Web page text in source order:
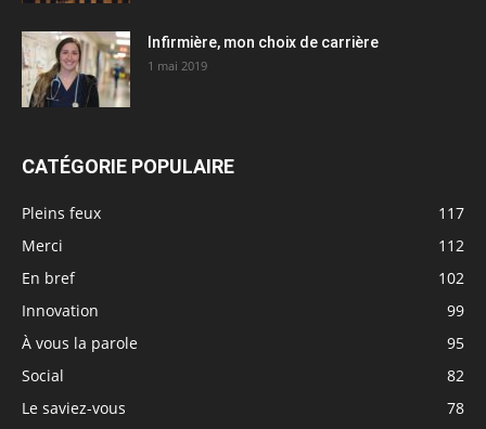
Infirmière, mon choix de carrière
1 mai 2019
CATÉGORIE POPULAIRE
Pleins feux
117
Merci
112
En bref
102
Innovation
99
À vous la parole
95
Social
82
Le saviez-vous
78